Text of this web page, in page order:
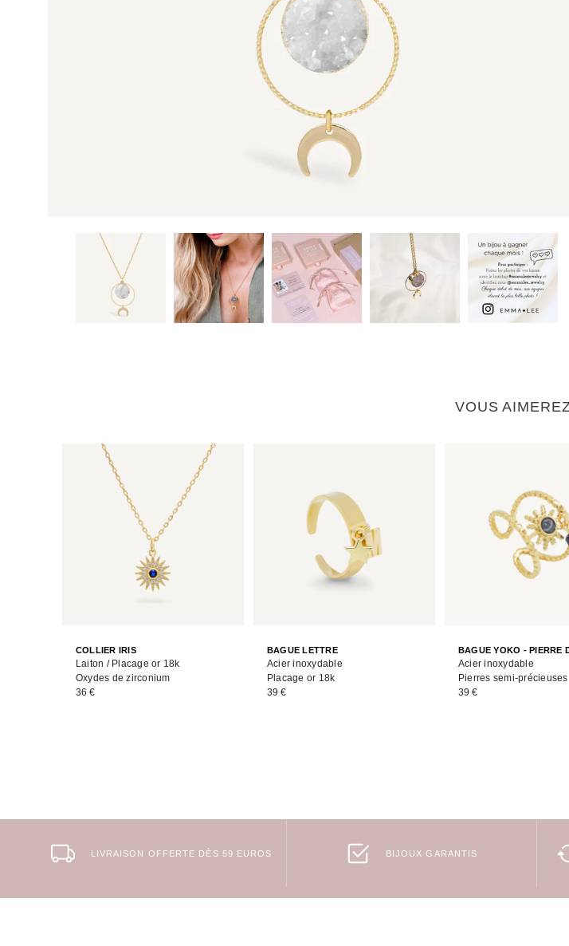
VOUS
COLLIER IRIS
Laiton / Placage or 18k
Oxydes de zirconium
36 €
BAGUE LETTRE
Acier inoxydable
Placage or 18k
39 €
BAGUE YOKO - PIERRE
Acier inoxydable
Pierres semi-précieuses
39 €
LIVRAISON OFFERTE DÈS 59 EUROS BIJOUX GARANTIS